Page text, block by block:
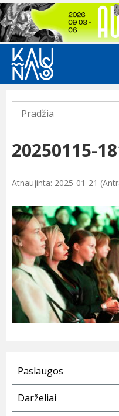
Previous
Pradžia
20250115-
Atnaujinta: 2025-01-21
Paslaugos
Darželiai